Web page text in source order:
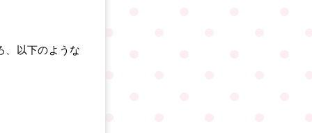
、以下のような